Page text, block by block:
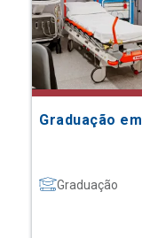
Graduação
Graduação